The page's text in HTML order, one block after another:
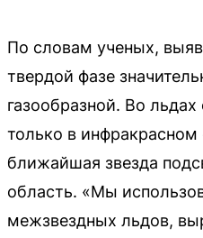
По словам ученых,
твердой фазе
газообразной. Во
только в инфракрасном
ближайшая звезда
область. «Мы
межзвездных льдов,